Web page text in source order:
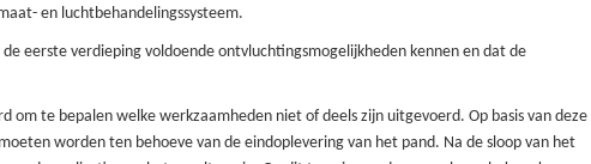
en luchtbehandelingssysteem.
eerste verdieping voldoende ontvluchtingsmogelijkheden kennen en dat de
om te bepalen welke werkzaamheden niet of deels zijn uitgevoerd. Op basis van deze
worden ten behoeve van de eindoplevering van het pand. Na de sloop van het